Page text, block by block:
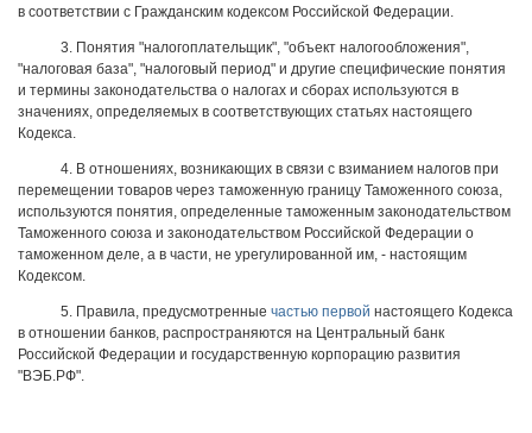
в соответствии с Гражданским кодексом Российской Федерации.
3. Понятия "налогоплательщик", "объект налогообложения",
"налоговая база", "налоговый период" и другие специфические понятия
и термины законодательства о налогах и сборах используются в
значениях, определяемых в соответствующих статьях настоящего
Кодекса.
4. В отношениях, возникающих в связи с взиманием налогов при
перемещении товаров через таможенную границу Таможенного союза,
используются понятия, определенные таможенным законодательством
Таможенного союза и законодательством Российской Федерации о
таможенном деле, а в части, не урегулированной им, - настоящим
Кодексом.
5. Правила, предусмотренные частью первой настоящего Кодекса
в отношении банков, распространяются на Центральный банк
Российской Федерации и государственную корпорацию развития
"ВЭБ.РФ".